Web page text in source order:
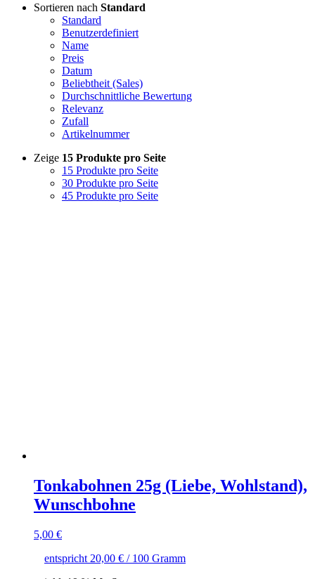
Sortieren nach Standard
Standard
Benutzerdefiniert
Name
Preis
Datum
Beliebtheit (Sales)
Durchschnittliche Bewertung
Relevanz
Zufall
Artikelnummer
Zeige 15 Produkte pro Seite
15 Produkte pro Seite
30 Produkte pro Seite
45 Produkte pro Seite
Tonkabohnen 25g (Liebe, Wohlstand),
Wunschbohne
5,00 €
entspricht 20,00 € / 100 Gramm